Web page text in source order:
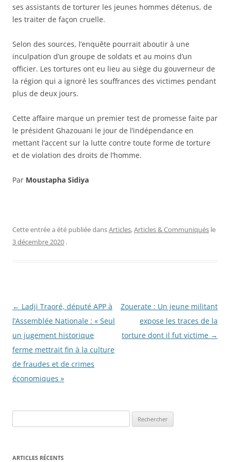
ses assistants de torturer les jeunes hommes détenus, de
les traiter de façon cruelle.
Selon des sources, l’enquête pourrait aboutir à une
inculpation d’un groupe de soldats et au moins d’un
officier. Les tortures ont eu lieu au siège du gouverneur de
la région qui a ignoré les souffrances des victimes pendant
plus de deux jours.
Cette affaire marque un premier test de promesse faite par
le président Ghazouani le jour de l’indépendance en
mettant l’accent sur la lutte contre toute forme de torture
et de violation des droits de l’homme.
Par Moustapha Sidiya
Cette entrée a été publiée dansArticles,Articles & Communiqués le
3 décembre 2020 .
Navigation
des
articles
← Ladji Traoré, député APP à
l’Assemblée Nationale : « Seul
un jugement historique
ferme mettrait fin à la culture
de fraudes et de crimes
économiques »
Zouerate : Un jeune militant
expose les traces de la
torture dont il fut victime →
e
h
ARTICLES RÉCENTS